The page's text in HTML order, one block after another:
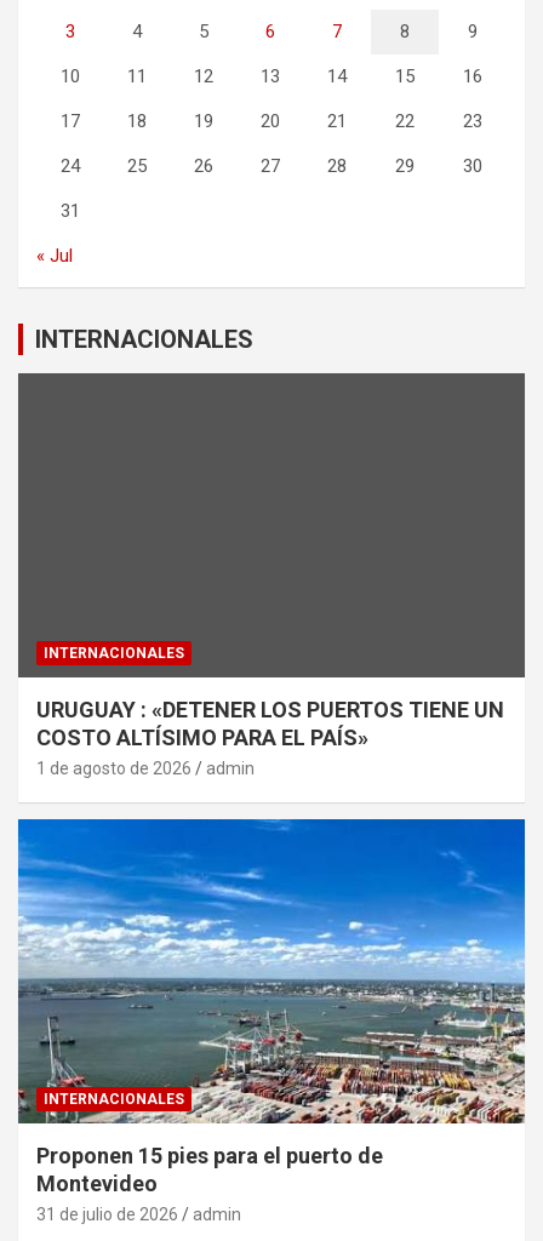
3 4 5 6 7 8 9
10 11 12 13 14 15 16
17 18 19 20 21 22 23
24 25 26 27 28 29 30
31
« Jul
INTERNACIONALES
INTERNACIONALES
URUGUAY : «DETENER LOS PUERTOS TIENE UN
COSTO ALTÍSIMO PARA EL PAÍS»
1 de agosto de 2026 admin
INTERNACIONALES
Proponen 15 pies para el puerto de
Montevideo
31 de julio de 2026 admin